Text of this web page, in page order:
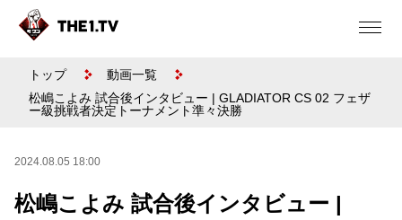
トップ
動画一覧
松嶋こよみ 試合後インタビュー | GLADIATOR CS 02 フェザ
ー級挑戦者決定トーナメント準々決勝
2024.08.05 18:00
松嶋こよみ 試合後インタビュー |